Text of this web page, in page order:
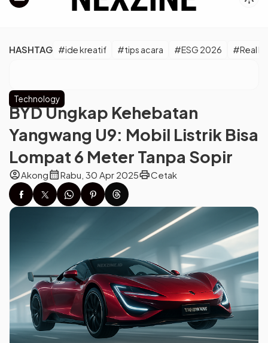
HASHTAG #ide kreatif #tips acara #ESG 2026 #Real
Technology
BYD Ungkap Kehebatan
Yangwang U9: Mobil Listrik Bisa
Lompat 6 Meter Tanpa Sopir
account_circleAkongcalendar_monthRabu, 30 Apr 2025printCetak